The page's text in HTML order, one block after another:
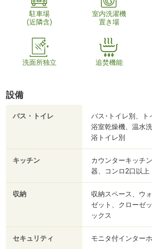
駐車場
(近隣含)
室内洗濯機
置き場
洗面所独立 追焚機能
設備
バス・トイレ
バス･トイレ別、ト
浴室乾燥機、温水
浴トイレ別
キッチン
カウンターキッチ
器、コンロ2口以上
収納
収納スペース、ウ
ゼット、クローゼ
ックス
セキュリティ モニタ付インター